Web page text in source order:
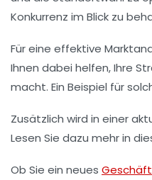
Konkurrenz im Blick zu
Für eine effektive
Ihnen dabei helfen, Ihre
macht. Ein Beispiel für
Zusätzlich wird in einer
Lesen Sie dazu mehr in
Ob Sie ein neues Geschäft